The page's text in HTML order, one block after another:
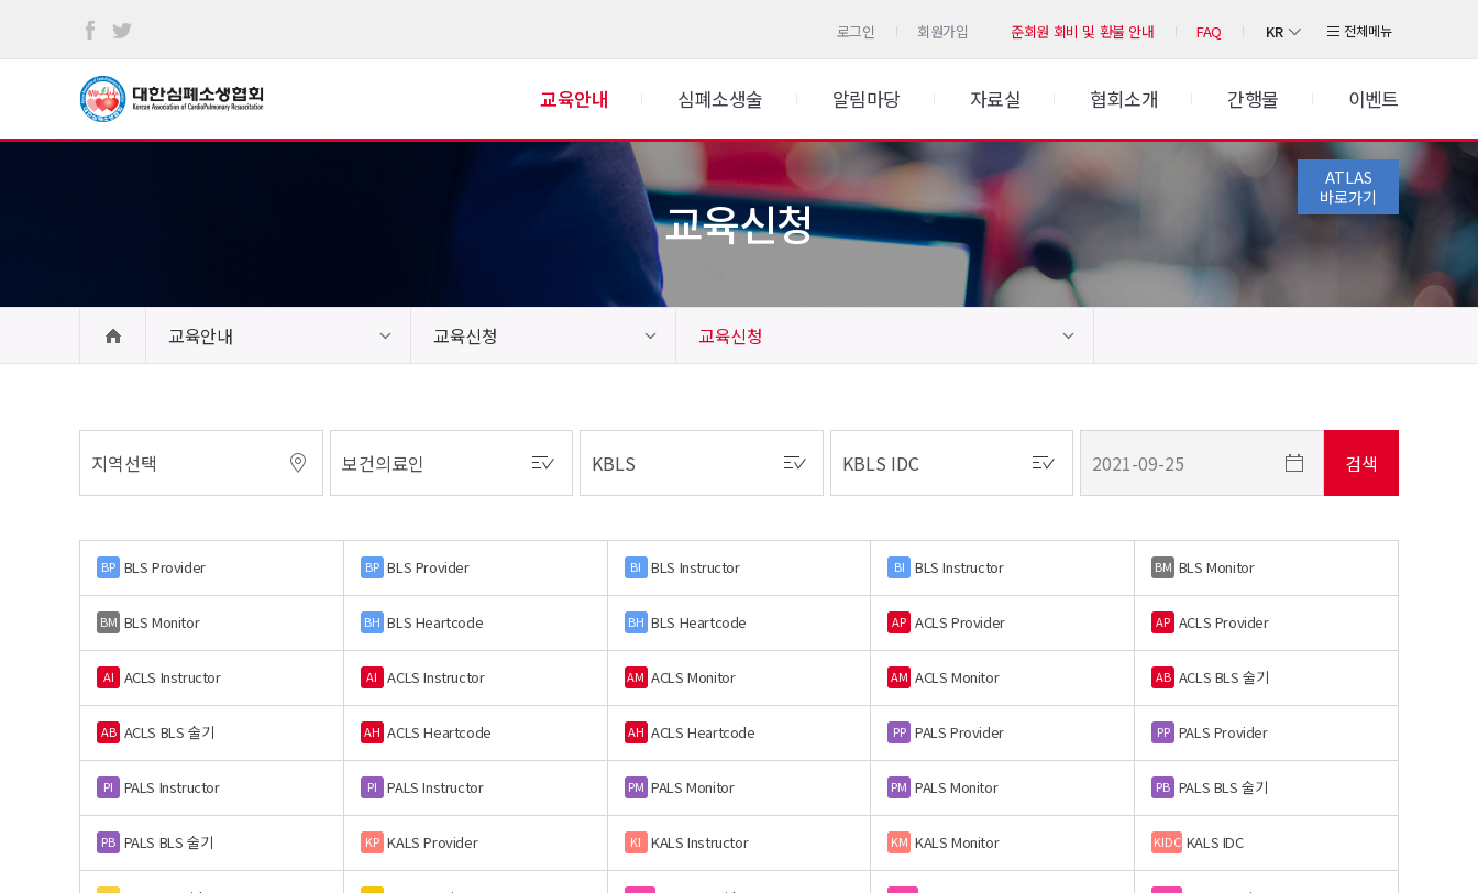
로그인 회원가입 준회원 회비 및 환불 안내 FAQ KR 전체메뉴
교육안내 심폐소생술 알림마당 자료실 협회소개 간행물 이벤트
ATLAS
바로가기
교육신청
교육안내 교육신청 교육신청
BP BLS Provider BP BLS Provider BI BLS Instructor BI BLS Instructor BM BLS Monitor
BM BLS Monitor BH BLS Heartcode BH BLS Heartcode AP ACLS Provider AP ACLS Provider
AI ACLS Instructor AI ACLS Instructor AM ACLS Monitor AM ACLS Monitor AB ACLS BLS 술기
AB ACLS BLS 술기 AH ACLS Heartcode AH ACLS Heartcode PP PALS Provider PP PALS Provider
PI PALS Instructor PI PALS Instructor PM PALS Monitor PM PALS Monitor PB PALS BLS 술기
PB PALS BLS 술기 KP KALS Provider KI KALS Instructor KM KALS Monitor KIDC KALS IDC